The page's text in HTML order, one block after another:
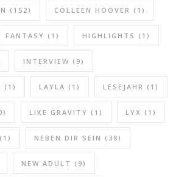
(152) COLLEEN HOOVER (1)
FANTASY (1) HIGHLIGHTS (1)
INTERVIEW (9)
(1) LAYLA (1) LESEJAHR (1)
LIKE GRAVITY (1) LYX (1)
(1) NEBEN DIR SEIN (38)
NEW ADULT (9)